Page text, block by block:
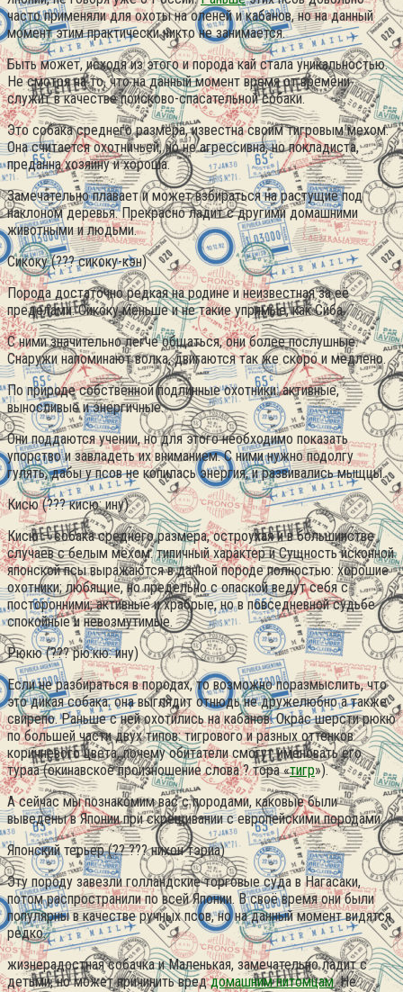
часто применяли для охоты на оленей и кабанов, но на данный
момент этим практически никто не занимается.
Быть может, исходя из этого и порода кай стала уникальностью.
Не смотря на то, что на данный момент время от времени
служит в качестве поисково-спасательной собаки.
Это собака среднего размера, известна своим тигровым мехом.
Она считается охотничьей, но не агрессивна, но покладиста,
преданна хозяину и хороша.
Замечательно плавает и может взбираться на растущие под
наклоном деревья. Прекрасно ладит с другими домашними
животными и людьми.
Сикоку (??? сикоку-кэн)
Порода достаточно редкая на родине и неизвестная за её
пределами. Сикоку меньше и не такие упрямые, как Сиба.
С ними значительно легче общаться, они более послушные.
Снаружи напоминают волка, двигаются так же скоро и медлено.
По природе собственной подлинные охотники: активные,
выносливые и энергичные.
Они поддаются учении, но для этого необходимо показать
упорство и завладеть их вниманием. С ними нужно подолгу
гулять, дабы у псов не копилась энергия, и развивались мыщцы.
Кисю (??? кисю: ину)
Кисю – собака среднего размера, остроухая и в большинстве
случаев с белым мехом. типичный характер и Сущность исконной
японской псы выражаются в данной породе полностью: хорошие
охотники; любящие, но предельно с опаской ведут себя с
посторонними; активные и храбрые, но в повседневной судьбе
спокойные и невозмутимые.
Рюкю (??? рю:кю: ину)
Если не разбираться в породах, то возможно поразмыслить, что
это дикая собака: она выглядит отнюдь не дружелюбно а также
свирепо. Раньше с ней охотились на кабанов. Окрас шерсти рюкю
по большей части двух типов: тигрового и разных оттенков
коричневого цвета, почему обитатели смогут именовать его
тураа (окинавское произношение слова ? тора «тигр»).
А сейчас мы познакомим вас с породами, каковые были
выведены в Японии при скрещивании с европейскими породами.
Японский терьер (?? ??? нихон тэриа)
Эту породу завезли голландские торговые суда в Нагасаки,
потом распространили по всей Японии. В своё время они были
популярны в качестве ручных псов, но на данный момент видятся
редко.
жизнерадостная собачка и Маленькая, замечательно ладит с
детьми, но может причинить вреддомашним питомцам. Не